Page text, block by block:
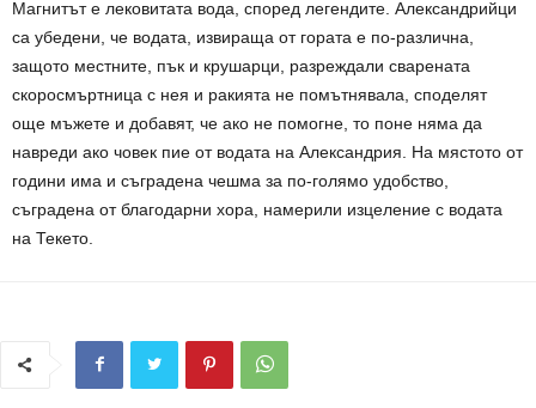
Магнитът е лековитата вода, според легендите. Александрийци
са убедени, че водата, извираща от гората е по-различна,
защото местните, пък и крушарци, разреждали сварената
скоросмъртница с нея и ракията не помътнявала, споделят
още мъжете и добавят, че ако не помогне, то поне няма да
навреди ако човек пие от водата на Александрия. На мястото от
години има и съградена чешма за по-голямо удобство,
съградена от благодарни хора, намерили изцеление с водата
на Текето.